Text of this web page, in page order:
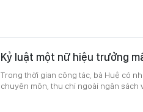
Kỷ luật một nữ hiệu trưởng
Trong thời gian công tác, bà Huệ có
chuyên môn, thu chi ngoài ngân sách